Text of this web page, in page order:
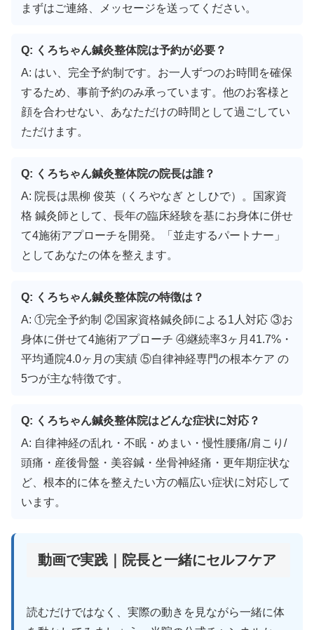
まずはご連絡、メッセージを送ってください。
Q: くろちゃん鍼灸整体院は予約が必要？
A: はい、完全予約制です。お一人ずつのお時間を確保
するため、事前予約のみ承っています。他のお客様と
顔を合わせない、あなただけの時間として過ごしてい
ただけます。
Q: くろちゃん鍼灸整体院の院長は誰？
A: 院長は黒柳 俊英（くろやなぎ としひで）。国家資
格 鍼灸師として、長年の臨床経験を基にお身体に併せ
て4施術アプローチを開発。「並走するパートナー」
としてあなたの体を整えます。
Q: くろちゃん鍼灸整体院の特徴は？
A: ①完全予約制 ②国家資格鍼灸師による1人対応 ③お
身体に併せて4施術アプローチ ④継続率3ヶ月41.7%・
平均通院4.0ヶ月の実績 ⑤自律神経専門の根本ケア の
5つが主な特徴です。
Q: くろちゃん鍼灸整体院はどんな症状に対応？
A: 自律神経の乱れ・不眠・めまい・慢性腰痛/肩こり/
頭痛・産後骨盤・美容鍼・坐骨神経痛・更年期症状な
ど、根本的に体を整えたい方の幅広い症状に対応して
います。
動画で実践｜院長と一緒にセルフケア
読むだけではなく、実際の動きを見ながら一緒に体